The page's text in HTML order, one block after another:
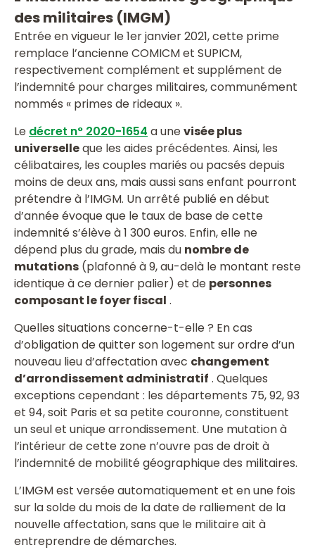
des militaires (IMGM)
Entrée en vigueur le 1er janvier 2021, cette prime
remplace l’ancienne COMICM et SUPICM,
respectivement complément et supplément de
l’indemnité pour charges militaires, communément
nommés « primes de rideaux ».
Le décret n° 2020-1654 a unevisée plus
universelleque les aides précédentes. Ainsi, les
célibataires, les couples mariés ou pacsés depuis
moins de deux ans, mais aussi sans enfant pourront
prétendre à l’IMGM. Un arrêté publié en début
d’année évoque que le taux de base de cette
indemnité s’élève à 1 300 euros. Enfin, elle ne
dépend plus du grade, mais du nombre de
mutations (plafonné à 9, au-delà le montant reste
identique à ce dernier palier) et de personnes
composant le foyer fiscal .
Quelles situations concerne-t-elle ? En cas
d’obligation de quitter son logement sur ordre d’un
nouveau lieu d’affectation avec changement
d’arrondissement administratif . Quelques
exceptions cependant : les départements 75, 92, 93
et 94, soit Paris et sa petite couronne, constituent
un seul et unique arrondissement. Une mutation à
l’intérieur de cette zone n’ouvre pas de droit à
l’indemnité de mobilité géographique des militaires.
L’IMGM est versée automatiquement et en une fois
sur la solde du mois de la date de ralliement de la
nouvelle affectation, sans que le militaire ait à
entreprendre de démarches.